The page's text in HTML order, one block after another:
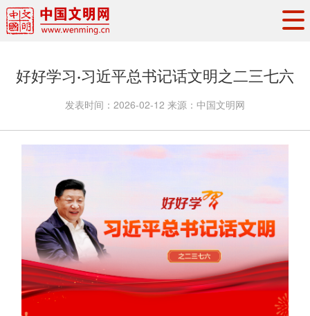
权威发布
资讯联播
地方交流
文明培育
文明实践
文明创建
文明之光
文明影音 文明矩阵
好好学习·习近平总书记话文明之二三七六
发表时间： 2026-02-12 来源： 中国文明网